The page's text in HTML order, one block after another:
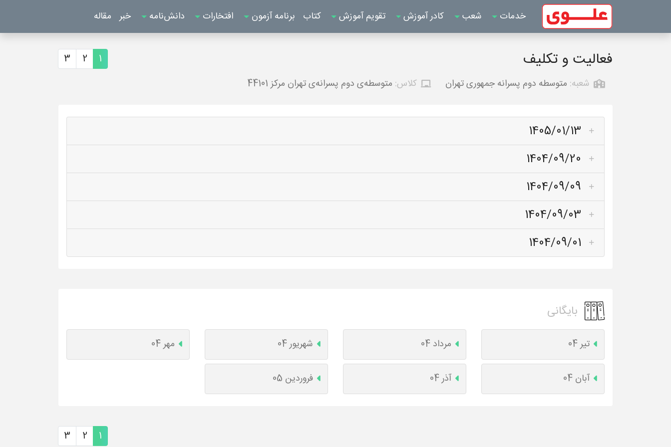
خدمات شعب کادر آموزش تقویم آموزش کتاب برنامه آزمون افتخارات دانش‌نامه خبر مقاله
فعالیت و تکلیف 1
2
3
شعبه: متوسطه دوم پسرانه جمهوری تهران کلاس: متوسطه‌ی دوم پسرانه‌ی تهران مرکز 44101
1405/01/13
1404/09/20
1404/09/09
1404/09/03
1404/09/01
بایگانی
تیر 04 مرداد 04 شهریور 04 مهر 04
آبان 04 آذر 04 فروردین 05
1
2
3